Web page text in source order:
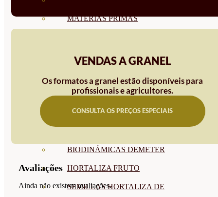
MATERIAS PRIMAS
PLANTAS
GROWPUNCH
SEMILLAS
BIODINÁMICAS DEMETER
HORTALIZA FRUTO
SEMILLAS HORTALIZA DE
VENDAS A GRANEL
Os formatos a granel estão disponíveis para
profissionais e agricultores.
CONSULTA OS PREÇOS ESPECIAIS
Avaliações
Ainda não existem avaliações.